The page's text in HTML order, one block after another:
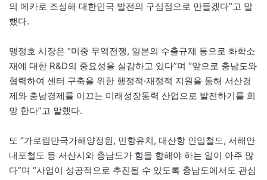
의 메카로 조성해 대한민국 발전의 구심점으로 만들겠다”고 말
했다.
맹정호 시장은 “미중 무역전쟁, 일본의 수출규제 등으로 화학소
재에 대한 R&D의 중요성을 실감하고 있다”며 “앞으로 충남도와
협력하여 센터 구축을 위한 행정적·재정적 지원을 통해 서산경
제와 충남경제를 이끄는 미래성장동력 산업으로 발전하기를 희
망 한다”고 말했다.
또 “가로림만국가해양정원, 민항유치, 대산항 인입철도, 서해안
내포철도 등 서산시와 충남도가 힘을 합해야 하는 일이 아주 많
다”며 “사업이 성공적으로 추진될 수 있도록 충남도에서도 관심